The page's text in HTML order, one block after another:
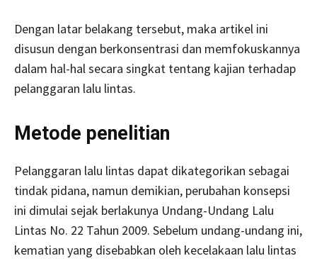
Dengan latar belakang tersebut, maka artikel ini
disusun dengan berkonsentrasi dan memfokuskannya
dalam hal-hal secara singkat tentang kajian terhadap
pelanggaran lalu lintas.
Metode penelitian
Pelanggaran lalu lintas dapat dikategorikan sebagai
tindak pidana, namun demikian, perubahan konsepsi
ini dimulai sejak berlakunya Undang-Undang Lalu
Lintas No. 22 Tahun 2009. Sebelum undang-undang ini,
kematian yang disebabkan oleh kecelakaan lalu lintas